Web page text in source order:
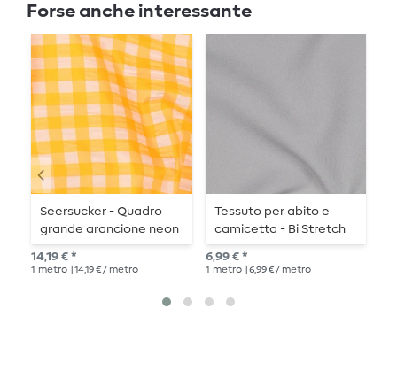
Forse anche interessante
Seersucker - Quadro
grande arancione neon
14,19 € *
1 metro | 14,19 € / metro
Tessuto per abito e
camicetta - Bi Stretch
Uni grigio argento
6,99 € *
1 metro | 6,99 € / metro